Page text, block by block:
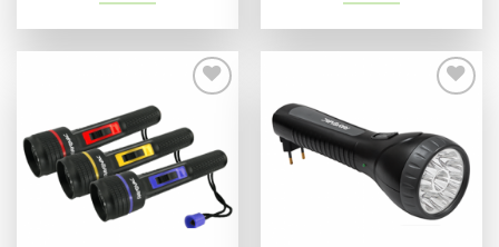
aos meus
desejos
aos meus
desejos